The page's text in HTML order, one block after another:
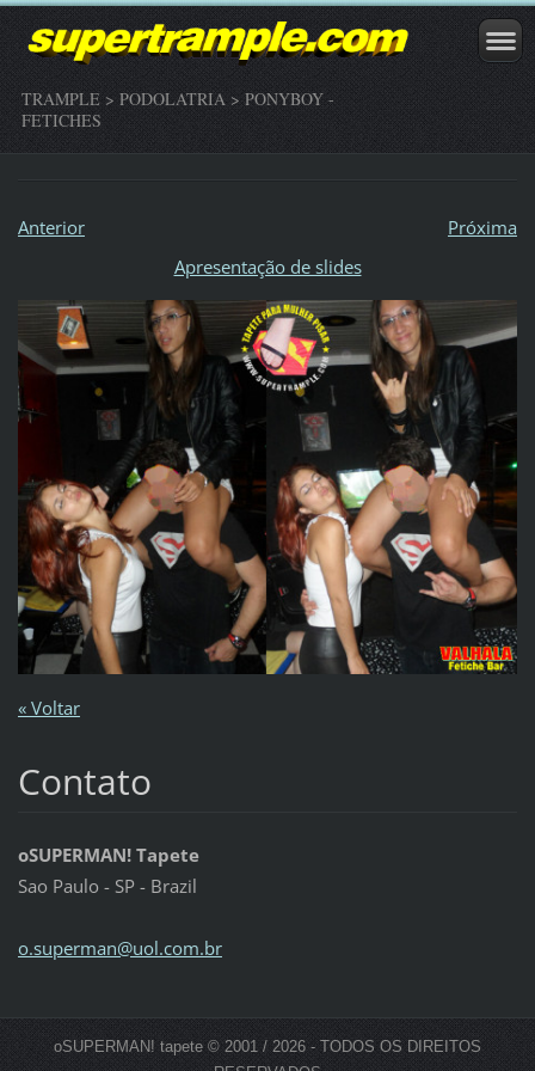
TRAMPLE > PODOLATRIA > PONYBOY -
FETICHES
Anterior
Próxima
Apresentação de slides
« Voltar
Contato
oSUPERMAN! Tapete
Sao Paulo - SP - Brazil
o.superman@uol.com.br
oSUPERMAN! tapete © 2001 / 2026 - TODOS OS DIREITOS